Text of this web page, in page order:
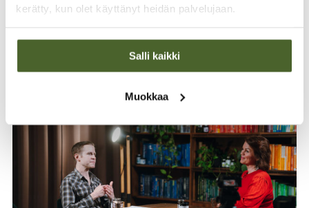
kerätty, kun olet käyttänyt heidän palvelujaan.
Salli kaikki
Muokkaa
tinkimättömän laadukkaista raaka-aineista
yhteistyössä tutkimuslaitosten ja terveysalan
maahan maailman laadukkaimpia ja
tutkituimpia terveystuotteita.